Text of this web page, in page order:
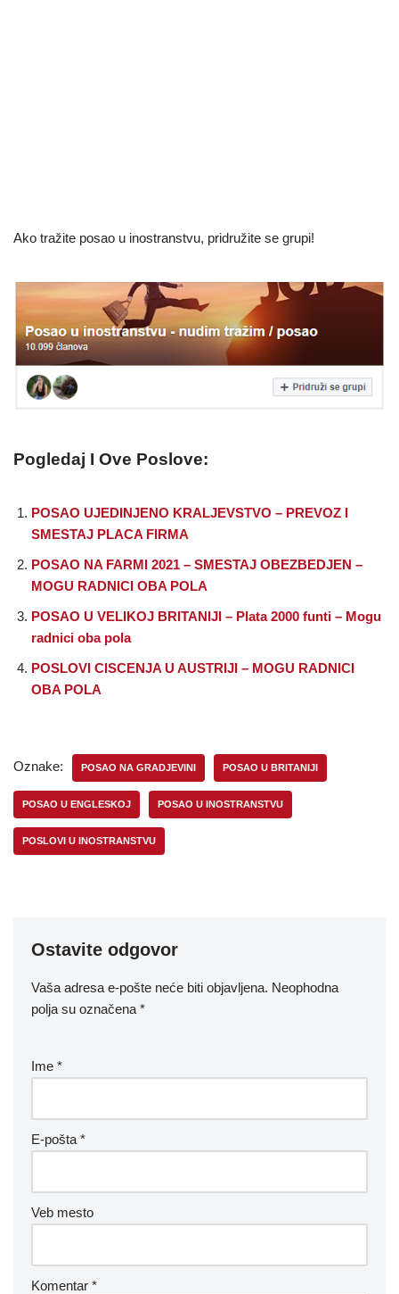
Ako tražite posao u inostranstvu, pridružite se grupi!
Pogledaj I Ove Poslove:
POSAO UJEDINJENO KRALJEVSTVO – PREVOZ I
SMESTAJ PLACA FIRMA
POSAO NA FARMI 2021 – SMESTAJ OBEZBEDJEN –
MOGU RADNICI OBA POLA
POSAO U VELIKOJ BRITANIJI – Plata 2000 funti – Mogu
radnici oba pola
POSLOVI CISCENJA U AUSTRIJI – MOGU RADNICI
OBA POLA
Oznake: POSAO NA GRADJEVINI POSAO U BRITANIJI
POSAO U ENGLESKOJ POSAO U INOSTRANSTVU
POSLOVI U INOSTRANSTVU
Ostavite odgovor
Vaša adresa e-pošte neće biti objavljena. Neophodna
polja su označena *
Ime *
E-pošta *
Veb mesto
Komentar *